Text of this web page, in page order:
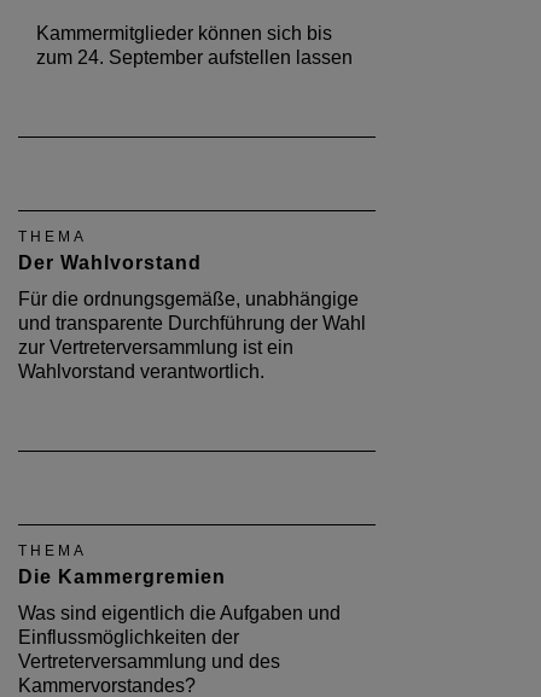
Kammermitglieder können sich bis
zum 24. September aufstellen lassen
THEMA
Der Wahlvorstand
Für die ordnungsgemäße, unabhängige
und transparente Durchführung der Wahl
zur Vertreterversammlung ist ein
Wahlvorstand verantwortlich.
THEMA
Die Kammergremien
Was sind eigentlich die Aufgaben und
Einflussmöglichkeiten der
Vertreterversammlung und des
Kammervorstandes?